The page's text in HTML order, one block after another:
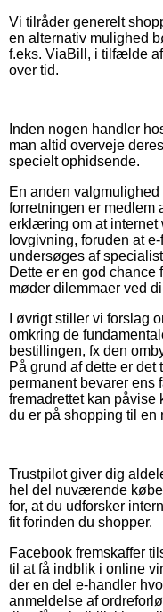
Vi tilråder generelt
en alternativ mulighed
f.eks. ViaBill, i tilfælde
over tid.
Inden nogen handler
man altid overveje
specielt ophidsende.
En anden
forretningen er medlem
erklæring om at internet
lovgivning, foruden at
undersøges af
Dette er en god chance
møder dilemmaer ved
I øvrigt stiller vi forslag
omkring de
bestillingen, fx den
På grund af dette er det
permanent bevarer ens
fremadrettet kan påvise
du er på shopping til en
Trustpilot giver dig
hel del nuværende
for, at du udforsker
fit forinden du shopper.
Facebook fremskaffer
til at få indblik i online
der en del e-handler
anmeldelse af